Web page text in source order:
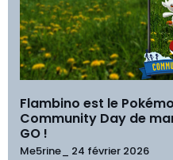
Flambino est le
Community Day de
GO !
Me5rine_ 24 février 2026